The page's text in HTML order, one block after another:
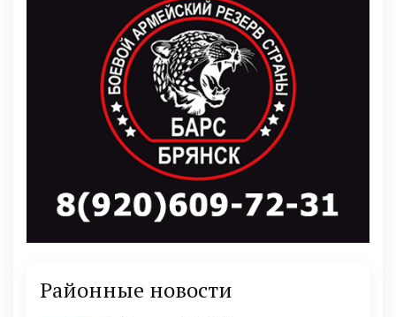
Районные новости